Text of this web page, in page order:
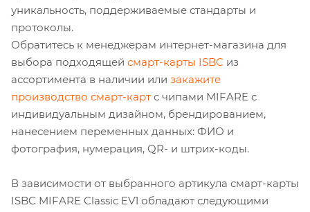
уникальность, поддерживаемые стандарты и
протоколы.
Обратитесь к менеджерам интернет-магазина для
выбора подходящей смарт-карты ISBC из
ассортимента в наличии или закажите
производство смарт-карт с чипами MIFARE с
индивидуальным дизайном, брендированием,
нанесением переменных данных: ФИО и
фотография, нумерация, QR- и штрих-коды.
В зависимости от выбранного артикула смарт-карты
ISBC MIFARE Classic EV1 обладают следующими